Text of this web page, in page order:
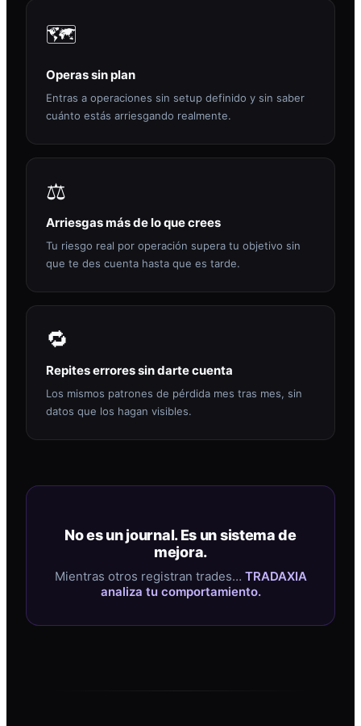
🗺️
Operas sin plan
Entras a operaciones sin setup definido y sin saber
cuánto estás arriesgando realmente.
⚖️
Arriesgas más de lo que crees
Tu riesgo real por operación supera tu objetivo sin
que te des cuenta hasta que es tarde.
🔁
Repites errores sin darte cuenta
Los mismos patrones de pérdida mes tras mes, sin
datos que los hagan visibles.
No es un journal. Es un sistema de
mejora.
Mientras otros registran trades… TRADAXIA
analiza tu comportamiento.